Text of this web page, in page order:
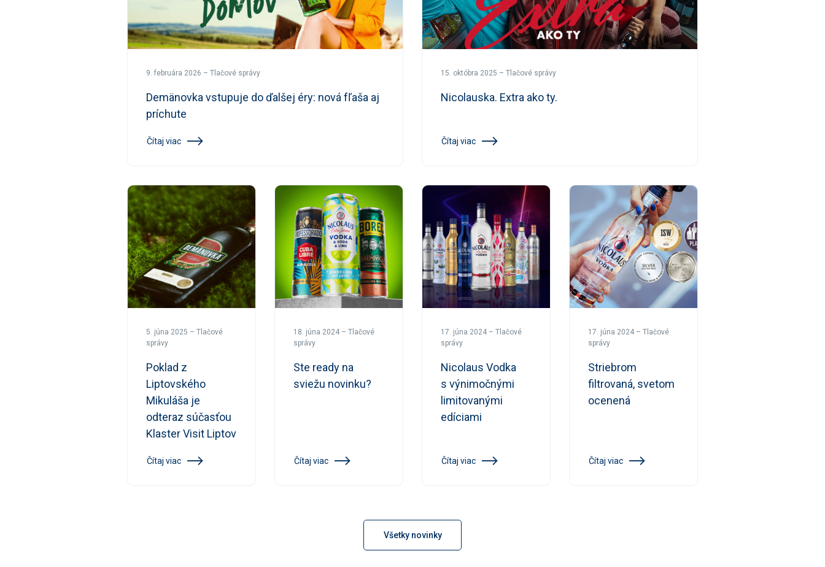
9. februára 2026 – Tlačové správy
Demänovka vstupuje do ďalšej éry: nová fľaša aj
príchute
Čítaj viac
15. októbra 2025 – Tlačové správy
Nicolauska. Extra ako ty.
Čítaj viac
5. júna 2025 – Tlačové
správy
Poklad z
Liptovského
Mikuláša je
odteraz súčasťou
Klaster Visit Liptov
Čítaj viac
18. júna 2024 – Tlačové
správy
Ste ready na
sviežu novinku?
Čítaj viac
17. júna 2024 – Tlačové
správy
Nicolaus Vodka
s výnimočnými
limitovanými
edíciami
Čítaj viac
17. júna 2024 – Tlačové
správy
Striebrom
filtrovaná, svetom
ocenená
Čítaj viac
Všetky novinky